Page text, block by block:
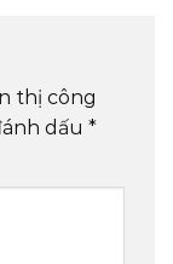
thị công
dấu *